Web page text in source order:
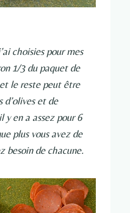
choisies pour mes
1/3 du paquet de
le reste peut être
d’olives et de
y en a assez pour 6
plus vous avez de
besoin de chacune.